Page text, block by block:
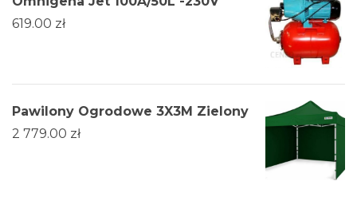
619.00 zł
Pawilony Ogrodowe 3X3M Zielony
2 779.00 zł